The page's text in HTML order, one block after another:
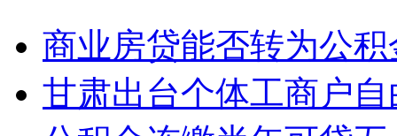
商业房贷能否转为公
甘肃出台个体工商户